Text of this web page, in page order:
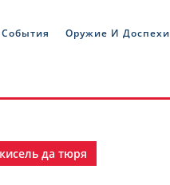
Оружие И Доспехи
да тюря